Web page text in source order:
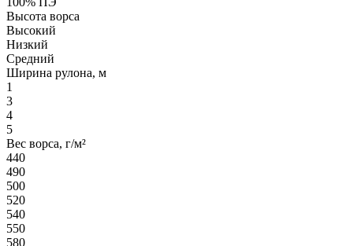
Высота ворса
Высокий
Низкий
Средний
Ширина рулона, м
1
3
4
5
Вес ворса, г/м²
440
490
500
520
540
550
580